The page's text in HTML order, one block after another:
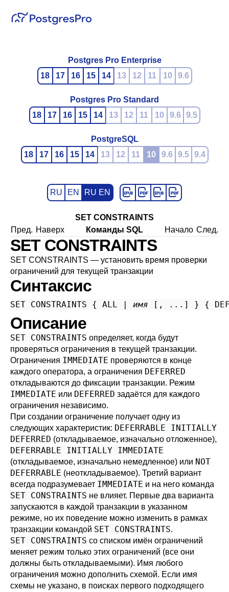
Postgres Pro Enterprise
18
17 16 15 14 13 12 11 10 9.6
Postgres Pro Standard
18
17 16 15 14 13 12 11 10 9.6 9.5
PostgreSQL
18
17 16 15 14 13 12 11 10 9.6 9.5 9.4
RU EN RU EN
SET CONSTRAINTS
Пред. Наверх Команды SQL Начало След.
SET CONSTRAINTS
SET CONSTRAINTS — установить время проверки
ограничений для текущей транзакции
Синтаксис
SET CONSTRAINTS { ALL | имя [, ...] } {
Описание
SET CONSTRAINTS определяет, когда будут
проверяться ограничения в текущей транзакции.
Ограничения IMMEDIATE проверяются в конце
каждого оператора, а ограничения DEFERRED
откладываются до фиксации транзакции. Режим
IMMEDIATE или DEFERRED задаётся для каждого
ограничения независимо.
При создании ограничение получает одну из
следующих характеристик: DEFERRABLE INITIALLY
DEFERRED (откладываемое, изначально отложенное),
DEFERRABLE INITIALLY IMMEDIATE
(откладываемое, изначально немедленное) или NOT
DEFERRABLE (неоткладываемое). Третий вариант
всегда подразумевает IMMEDIATE и на него команда
SET CONSTRAINTS не влияет. Первые два варианта
запускаются в каждой транзакции в указанном
режиме, но их поведение можно изменить в рамках
транзакции командой SET CONSTRAINTS.
SET CONSTRAINTS со списком имён ограничений
меняет режим только этих ограничений (все они
должны быть откладываемыми). Имя любого
ограничения можно дополнить схемой. Если имя
схемы не указано, в поисках первого подходящего